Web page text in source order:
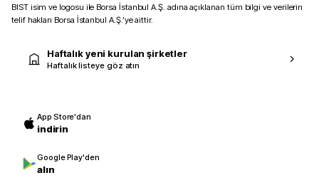
BIST isim ve logosu ile Borsa İstanbul A.Ş. adına açıklanan tüm bilgi ve verilerin
telif hakları Borsa İstanbul A.Ş.’ye aittir.
Haftalık yeni kurulan şirketler
Haftalık listeye göz atın
App Store'dan
indirin
Google Play'den
alın